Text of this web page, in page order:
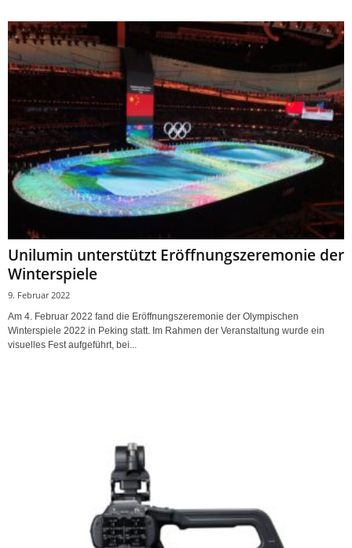
Unilumin unterstützt Eröffnungszeremonie der
Winterspiele
9. Februar 2022
Am 4. Februar 2022 fand die Eröffnungszeremonie der Olympischen
Winterspiele 2022 in Peking statt. Im Rahmen der Veranstaltung wurde ein
visuelles Fest aufgeführt, bei...